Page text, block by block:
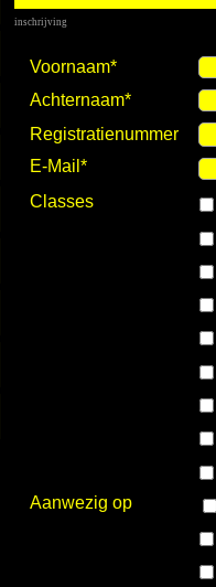
inschrijving
Voornaam*
Achternaam*
Registratienummer
E-Mail*
Classes
Aanwezig op